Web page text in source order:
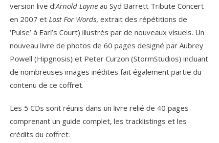
version live d’Arnold Layne au Syd Barrett Tribute Concert
en 2007 et Lost For Words, extrait des répétitions de
‘Pulse’ à Earl’s Court) illustrés par de nouveaux visuels. Un
nouveau livre de photos de 60 pages designé par Aubrey
Powell (Hipgnosis) et Peter Curzon (StormStudios) incluant
de nombreuses images inédites fait également partie du
contenu de ce coffret.
Les 5 CDs sont réunis dans un livre relié de 40 pages
comprenant un guide complet, les tracklistings et les
crédits du coffret.